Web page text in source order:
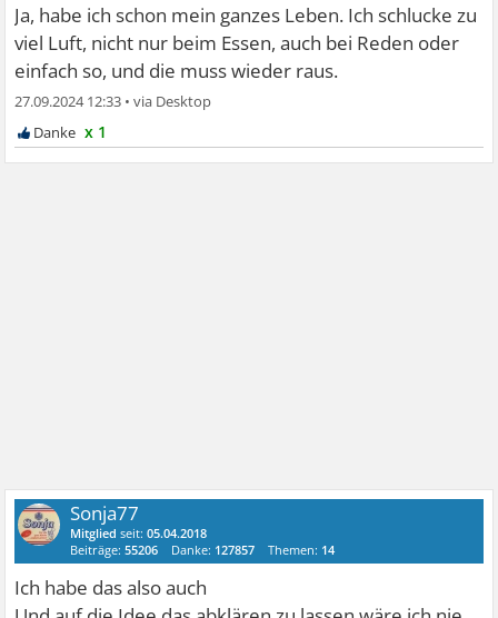
Ja, habe ich schon mein ganzes Leben. Ich schlucke zu
viel Luft, nicht nur beim Essen, auch bei Reden oder
einfach so, und die muss wieder raus.
27.09.2024 12:33 •
x 1
Sonja77
Mitglied seit:05.04.2018
Beiträge:55206 Danke: 127857 Themen: 14
Ich habe das also auch